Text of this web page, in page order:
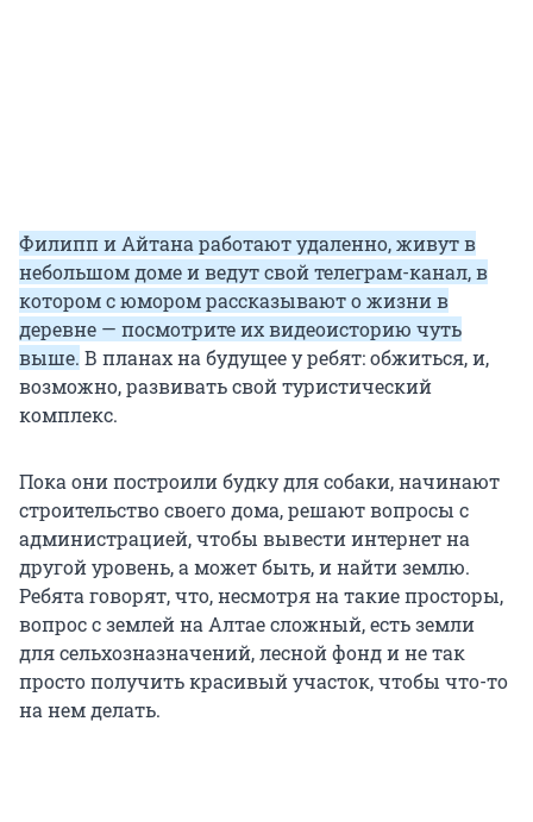
Филипп и Айтана работают удаленно, живут в
небольшом доме и ведут свой телеграм-канал, в
котором с юмором рассказывают о жизни в
деревне — посмотрите их видеоисторию чуть
выше. В планах на будущее у ребят: обжиться, и,
возможно, развивать свой туристический
комплекс.
Пока они построили будку для собаки, начинают
строительство своего дома, решают вопросы с
администрацией, чтобы вывести интернет на
другой уровень, а может быть, и найти землю.
Ребята говорят, что, несмотря на такие просторы,
вопрос с землей на Алтае сложный, есть земли
для сельхозназначений, лесной фонд и не так
просто получить красивый участок, чтобы что-то
на нем делать.